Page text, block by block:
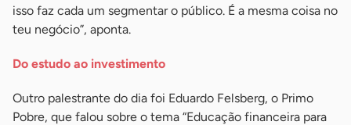
isso faz cada um segmentar o público. É a mesma coisa no
teu negócio”, aponta.
Do estudo ao investimento
Outro palestrante do dia foi Eduardo Felsberg, o Primo
Pobre, que falou sobre o tema “Educação financeira para